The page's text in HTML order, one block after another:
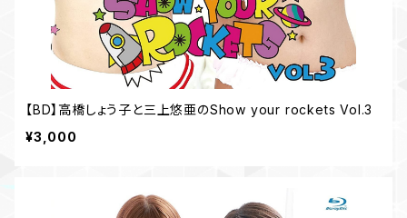
【BD】高橋しょう子と三上悠亜のShow your rockets Vol.3
¥3,000